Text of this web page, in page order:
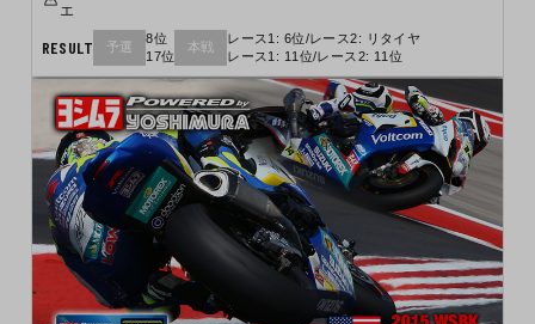
エ
RESULT 予選
8位
17位
本戦
レース1: 6位/レース2: リタイヤ
レース1: 11位/レース2: 11位